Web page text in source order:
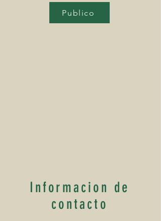
Publico
Informacion de
contacto